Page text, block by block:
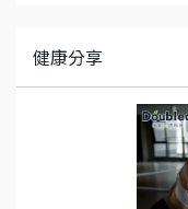
健康分享